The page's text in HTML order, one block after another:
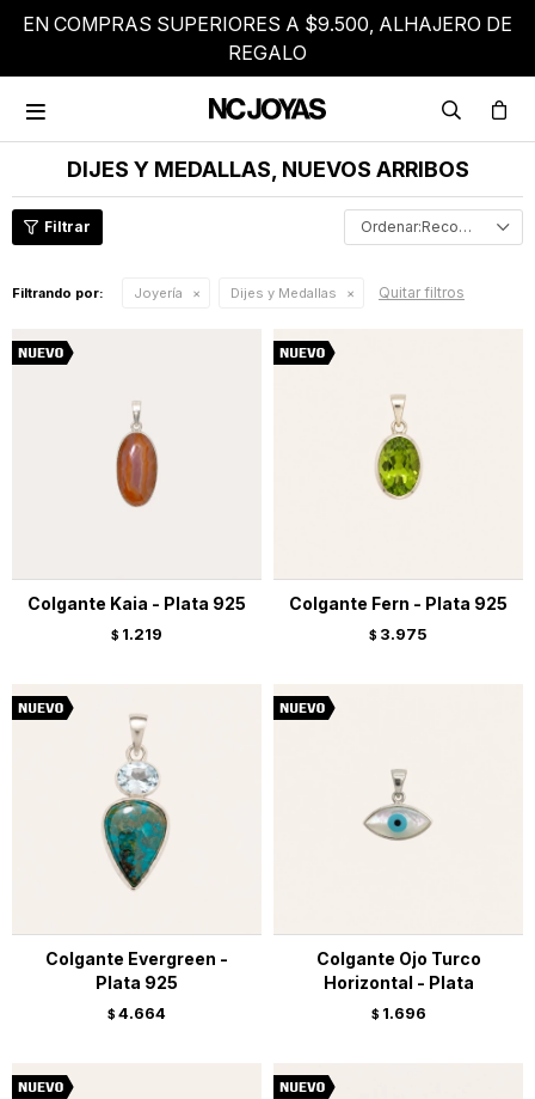
EN COMPRAS SUPERIORES A $9.500, ALHAJERO DE
REGALO

DIJES Y MEDALLAS, NUEVOS ARRIBOS
Recomendados
Filtrando por: Joyería Dijes y Medallas Quitar filtros
Colgante Kaia - Plata 925
$ 1.219
Colgante Fern - Plata 925
$ 3.975
Colgante Evergreen -
Plata 925
$ 4.664
Colgante Ojo Turco
Horizontal - Plata
$ 1.696